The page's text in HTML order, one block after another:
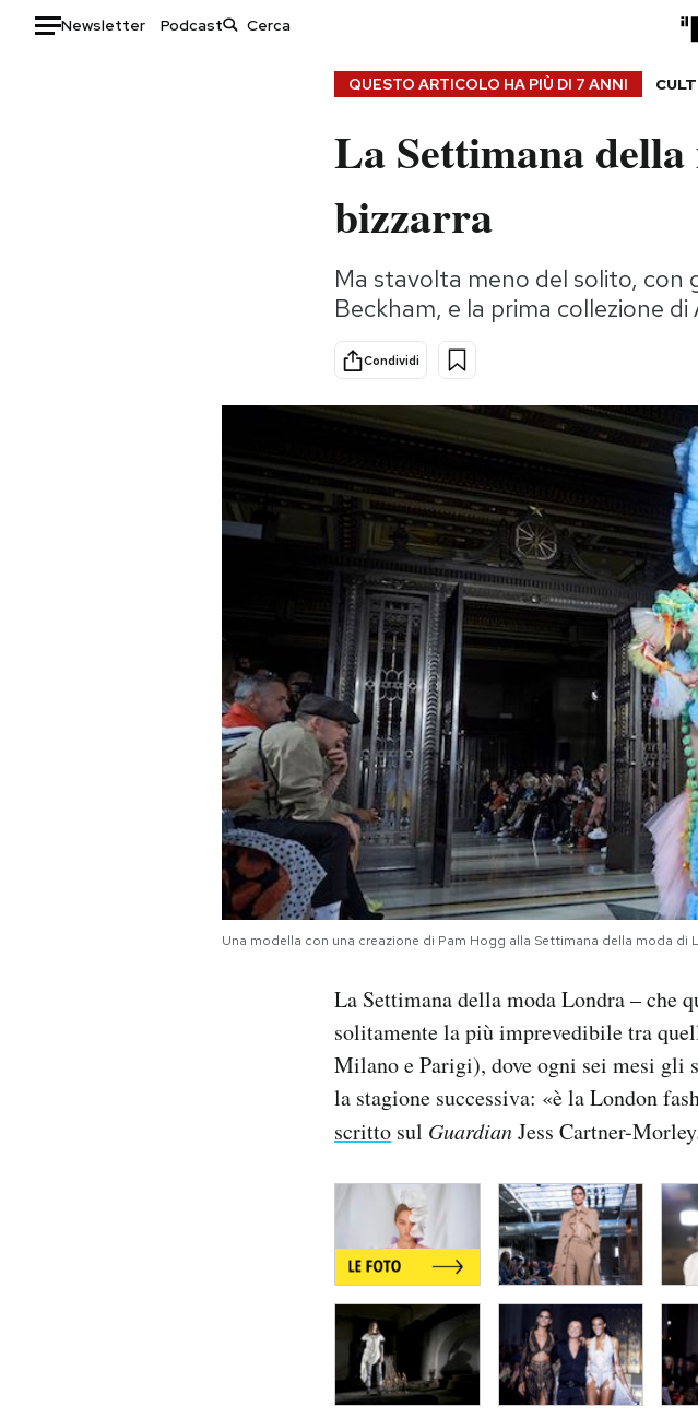
Newsletter Podcast
Storie/Idee
Ok Boomer!
Altrecose
Mondiali calcio 2026
QUESTO ARTICOLO HA PIÙ DI 7 ANNI
La Settimana
bizzarra
Ma stavolta meno del solito, con
Beckham, e la prima collezione di
Condividi
Una modella con una creazione di Pam Hogg alla Settimana della moda di
La Settimana della moda Londra – che
solitamente la più imprevedibile tra
Milano e Parigi), dove ogni sei mesi
la stagione successiva: «è la London
scritto sul GuardianJess Cartner-